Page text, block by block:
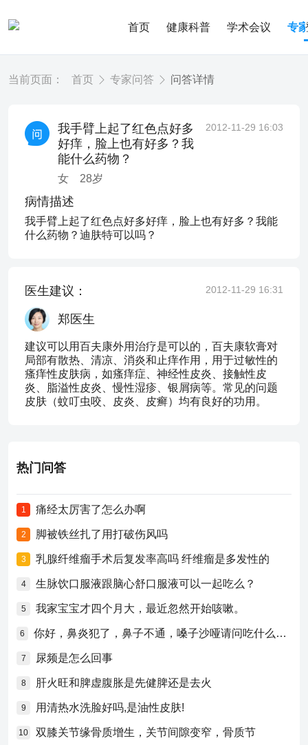
首页 健康科普 学术会议 专
当前页面： 首页 专家问答 问答详情
我手臂上起了红色点好多
好痒，脸上也有好多？我
能什么药物？
女 28岁
2012-11-29 16:03
病情描述
我手臂上起了红色点好多好痒，脸上也有好多？我能
什么药物？迪肤特可以吗？
医生建议： 2012-11-29 16:31
郑医生
建议可以用百夫康外用治疗是可以的，百夫康软膏对
局部有散热、清凉、消炎和止痒作用，用于过敏性的
瘙痒性皮肤病，如瘙痒症、神经性皮炎、接触性皮
炎、脂溢性皮炎、慢性湿疹、银屑病等。常见的问题
皮肤（蚊叮虫咬、皮炎、皮癣）均有良好的功用。
热门问答
1 痛经太厉害了怎么办啊
2 脚被铁丝扎了用打破伤风吗
3 乳腺纤维瘤手术后复发率高吗 纤维瘤是多发性的
4 生脉饮口服液跟脑心舒口服液可以一起吃么？
5 我家宝宝才四个月大，最近忽然开始咳嗽。
6 你好，鼻炎犯了，鼻子不通，嗓子沙哑请问吃什么药比较好？
7 尿频是怎么回事
8 肝火旺和脾虚腹胀是先健脾还是去火
9 用清热水洗脸好吗,是油性皮肤!
10 双膝关节缘骨质增生，关节间隙变窄，骨质节